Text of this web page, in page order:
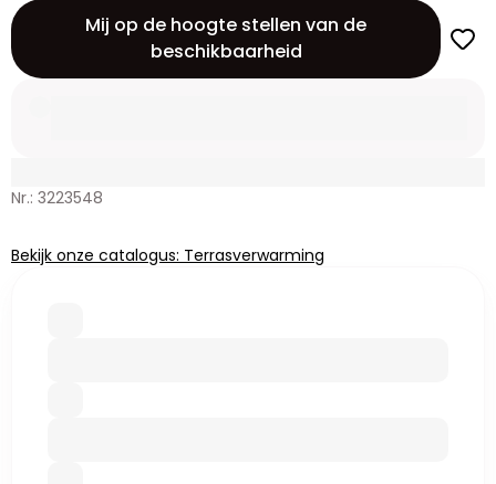
Mij op de hoogte stellen van de
beschikbaarheid
Nr.: 3223548
Bekijk onze catalogus: Terrasverwarming